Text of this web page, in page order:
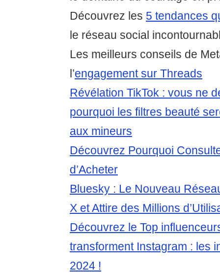
Découvrez les 5 tendances
le réseau social
Les meilleurs conseils de
l’engagement sur Threads
Révélation TikTok : vous ne
pourquoi les filtres beauté
aux mineurs
Découvrez Pourquoi
d’Acheter
Bluesky : Le Nouveau
X et Attire des Millions
Découvrez le Top
transforment Instagram : les
2024 !